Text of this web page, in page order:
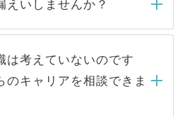
けるため 人気のある医療機
まうと、応募が殺到する場
求める条件に合った人材の
社に依頼するケースが増え
要はありません。内定先へ
キャリアパートナーが行い
えいしませんか？
いすることはありませんの
さい。当サイトからの登録
ご登録者様の個人情報は、
アアップおよび転職活動の
用いたします。お預かりし
は考えていないのです
のキャリアを相談できま